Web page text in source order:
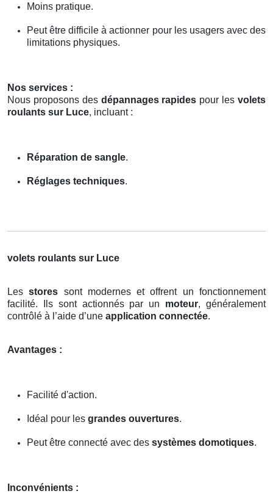
Moins pratique.
Peut être difficile à actionner pour les usagers avec des
limitations physiques.
Nos services :
Nous proposons des dépannages rapides pour lesvolets
roulants sur Luce, incluant :
Réparation de sangle.
Réglages techniques.
volets roulants sur Luce
Lesstores sont modernes et offrent un fonctionnement
facilité. Ils sont actionnés par un moteur, généralement
contrôlé à l’aide d’une application connectée.
Avantages :
Facilité d'action.
Idéal pour les grandes ouvertures.
Peut être connecté avec des systèmes domotiques.
Inconvénients :